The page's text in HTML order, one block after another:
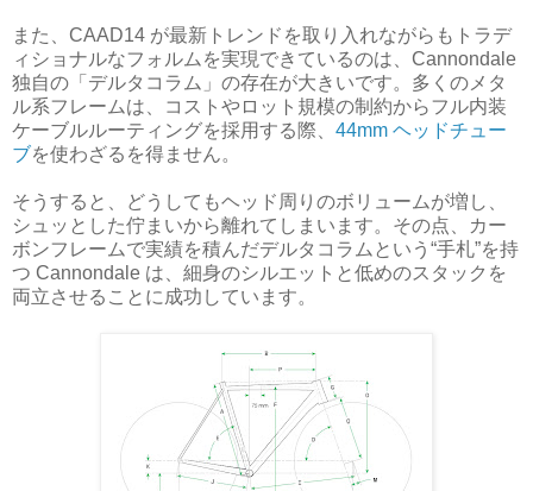
また、CAAD14 が最新トレンドを取り入れながらもトラデ
ィショナルなフォルムを実現できているのは、Cannondale
独自の「デルタコラム」の存在が大きいです。多くのメタ
ル系フレームは、コストやロット規模の制約からフル内装
ケーブルルーティングを採用する際、 44mm ヘッドチュー
ブを使わざるを得ません。
そうすると、どうしてもヘッド周りのボリュームが増し、
シュッとした佇まいから離れてしまいます。その点、カー
ボンフレームで実績を積んだデルタコラムという“手札”を持
つ Cannondale は、細身のシルエットと低めのスタックを
両立させることに成功しています。